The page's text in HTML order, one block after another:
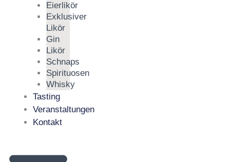
Eierlikör
Exklusiver
Likör
Gin
Likör
Schnaps
Spirituosen
Whisky
Tasting
Veranstaltungen
Kontakt